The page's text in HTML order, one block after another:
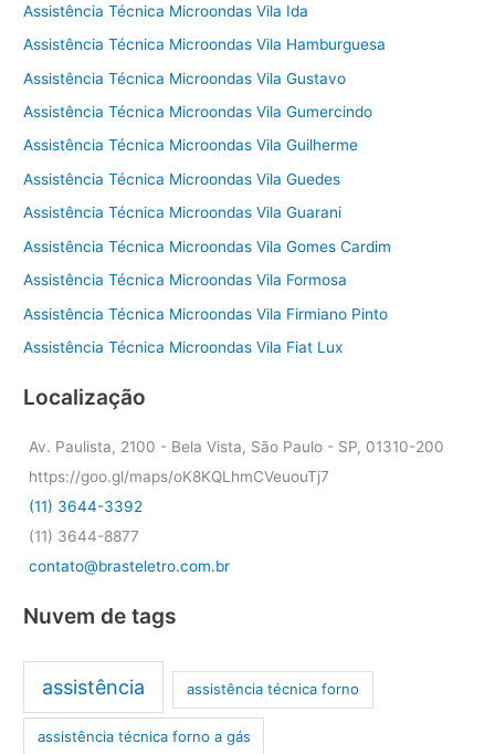
Assistência Técnica Microondas Vila Ida
Assistência Técnica Microondas Vila Hamburguesa
Assistência Técnica Microondas Vila Gustavo
Assistência Técnica Microondas Vila Gumercindo
Assistência Técnica Microondas Vila Guilherme
Assistência Técnica Microondas Vila Guedes
Assistência Técnica Microondas Vila Guarani
Assistência Técnica Microondas Vila Gomes Cardim
Assistência Técnica Microondas Vila Formosa
Assistência Técnica Microondas Vila Firmiano Pinto
Assistência Técnica Microondas Vila Fiat Lux
Localização
Av. Paulista, 2100 - Bela Vista, São Paulo - SP, 01310-200
https://goo.gl/maps/oK8KQLhmCVeuouTj7
(11) 3644-3392
(11) 3644-8877
contato@brasteletro.com.br
Nuvem de tags
assistência assistência técnica forno
assistência técnica forno a gás